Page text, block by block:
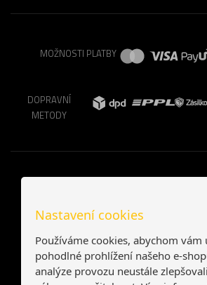
MOŽNOSTI PLATBY
DOPRAVNÍ
METODY
Nastavení cookies
Používáme cookies, abychom vám
pohodlné prohlížení našeho e-
analýze provozu neustále